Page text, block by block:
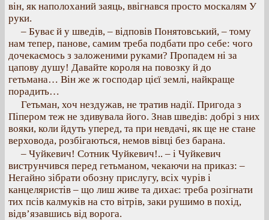
він, як наполоханий заяць, ввігнався просто москалям У
руки.
– Буває й у шведів, – відповів Понятовський, – тому
нам тепер, панове, самим треба подбати про себе: чого
дочекаємось з заложеними руками? Пропадем ні за
цапову душу! Давайте короля на повозку й до
гетьмана… Він же ж господар цієї землі, найкраще
порадить…
Гетьман, хоч нездужав, не тратив надії. Пригода з
Піпером теж не здивувала його. Знав шведів: добрі з них
вояки, коли йдуть уперед, та при невдачі, як ще не стане
верховода, розбігаються, немов вівці без барана.
– Чуйкевич! Сотник Чуйкевич!.. – і Чуйкевич
виструнчився перед гетьманом, чекаючи на приказ: –
Негайно зібрати обозну прислугу, всіх чурів і
канцеляристів – що лиш живе та дихає: треба розігнати
тих псів калмуків на сто вітрів, заки рушимо в похід,
відв’язавшись від ворога.